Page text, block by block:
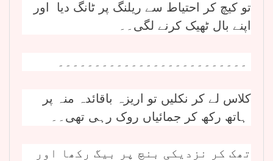
تو کیچ کر احتیاط سے ریلنگ پر ٹانگ دیا اور
اپنے بال ٹھیک کرنے لگی۔۔
کلاس لے کر نکلیں تو اریزہ باقائدہ منہ پر
تھک کر نزدیکی بنچ پر بیگ رکھا اور